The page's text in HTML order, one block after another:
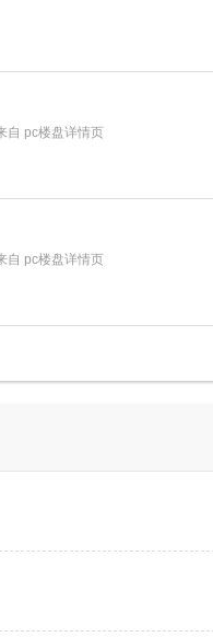
自 pc楼盘详情页
自 pc楼盘详情页